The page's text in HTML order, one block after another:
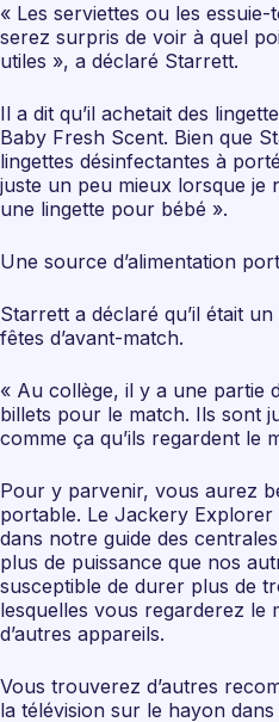
« Les serviettes ou les
serez surpris de voir à quel
utiles », a déclaré Starrett.
Il a dit qu’il achetait des
Baby Fresh Scent. Bien que
lingettes désinfectantes à
juste un peu mieux lorsque je
une lingette pour bébé ».
Une source d’alimentation
Starrett a déclaré qu’il était
fêtes d’avant-match.
« Au collège, il y a une partie
billets pour le match. Ils sont
comme ça qu’ils regardent le
Pour y parvenir, vous aurez
portable. Le Jackery
dans notre guide des
plus de puissance que nos
susceptible de durer plus de
lesquelles vous regarderez le
d’autres appareils.
Vous trouverez d’autres
la télévision sur le hayon